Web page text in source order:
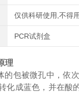
仅供科研使用,不得
PCR试剂盒
理
的包被微孔中，依
化成蓝色，并在酸